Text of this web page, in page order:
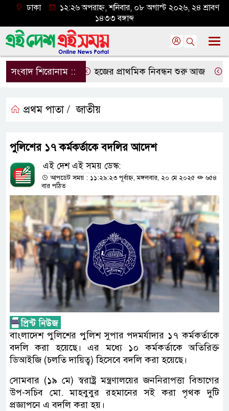
ঢাকা
১২:২৬ অপরাহ্ন, শনিবার, ০৮ অগাস্ট ২০২৬, ২৪ শ্রাবণ
১৪৩৩ বঙ্গাব্দ
সংবাদ শিরোনাম :: হজের প্রাথমিক নিবন্ধন শুরু আজ
প্রথম পাতা / জাতীয়
পুলিশের ১৭ কর্মকর্তাকে বদলির আদেশ
এই দেশ এই সময় ডেস্ক:
আপডেট সময় : ১১:২৯:২৩ পূর্বাহ্ন, মঙ্গলবার, ২০ মে ২০২৫
৬৫৪
বার পঠিত
বাংলাদেশ পুলিশের পুলিশ সুপার পদমর্যাদার ১৭ কর্মকর্তাকে
বদলি করা হয়েছে। এর মধ্যে ১০ কর্মকর্তাকে অতিরিক্ত
ডিআইজি (চলতি দায়িত্ব) হিসেবে বদলি করা হয়েছে।
সোমবার (১৯ মে) স্বরাষ্ট্র মন্ত্রণালয়ের জননিরাপত্তা বিভাগের
উপ-সচিব মো. মাহবুবুর রহমানের সই করা পৃথক দুটি
প্রজ্ঞাপনে এ বদলি করা হয়।